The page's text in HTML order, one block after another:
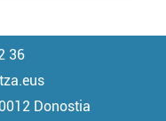
36
Donostia